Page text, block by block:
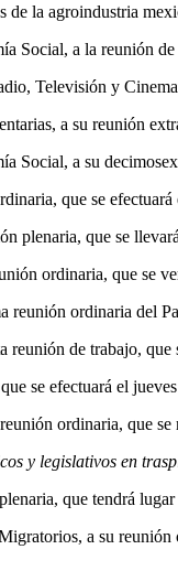
la agroindustria
Social, a la reunión
Televisión y
a su reunión
Social, a su
que se
plenaria, que se
ordinaria, que se
ordinaria del
de trabajo,
se efectuará el
ordinaria, que
y legislativos en
que tendrá
a su